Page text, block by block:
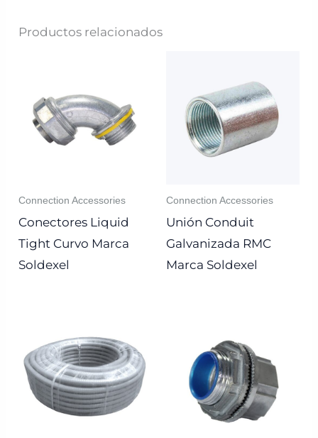
Productos relacionados
Connection Accessories
Conectores Liquid
Tight Curvo Marca
Soldexel
Connection Accessories
Unión Conduit
Galvanizada RMC
Marca Soldexel